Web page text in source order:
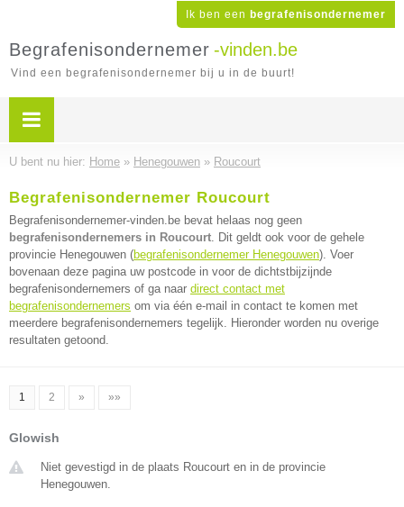
Ik ben een begrafenisondernemer
Begrafenisondernemer -vinden.be
Vind een begrafenisondernemer bij u in de buurt!
U bent nu hier: Home » Henegouwen » Roucourt
Begrafenisondernemer Roucourt
Begrafenisondernemer-vinden.be bevat helaas nog geen
begrafenisondernemers in Roucourt. Dit geldt ook voor de gehele
provincie Henegouwen (begrafenisondernemer Henegouwen). Voer
bovenaan deze pagina uw postcode in voor de dichtstbijzijnde
begrafenisondernemers of ga naar direct contact met
begrafenisondernemers om via één e-mail in contact te komen met
meerdere begrafenisondernemers tegelijk. Hieronder worden nu overige
resultaten getoond.
1 2 » »»
Glowish
Niet gevestigd in de plaats Roucourt en in de provincie
Henegouwen.